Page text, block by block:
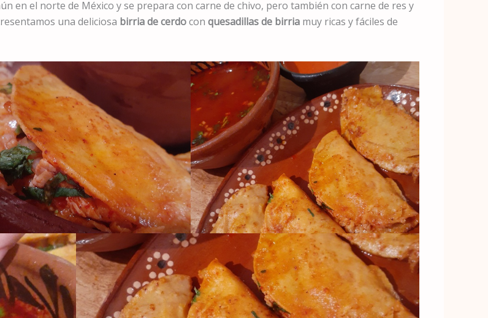
en el norte de México y se prepara con carne de chivo, pero también con carne de res y
una deliciosa birria de cerdocon quesadillas de birria muy ricas y fáciles de